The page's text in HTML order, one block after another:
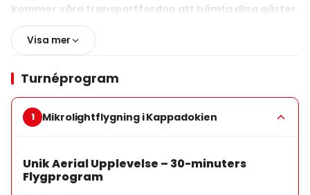
kommer våra transportfordon att hämta dina gäster
från deras plats och föra dem till Microlight
Aeropark-området vid Paşabağları Open Air Museum.
Här kommer en flygbriefing att ges till gästerna, och
deras flygning kommer att genomföras som en del av
certifikat att överlämnas till gästerna, och de
kommer att återföras till sin upphämtningsplats av
Flygrutt och Prissättning
Visa mer
Turnéprogram
Mikrolightflygning i Kappadokien
Unik Aerial Upplevelse – 30-minuters
Flygprogram